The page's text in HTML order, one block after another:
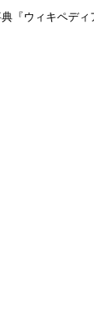
『ウィキペデ